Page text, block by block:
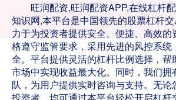
旺润配资,旺润配资APP,在线杠杆
知识网,本平台是中国领先的股票杠杆
力于为投资者提供安全、便捷、高效
格遵守监管要求，采用先进的风控系统
全。平台提供灵活的杠杆比例选择，帮
市场中实现收益最大化。同时，我们拥
队，为用户提供实时咨询与支持。无论